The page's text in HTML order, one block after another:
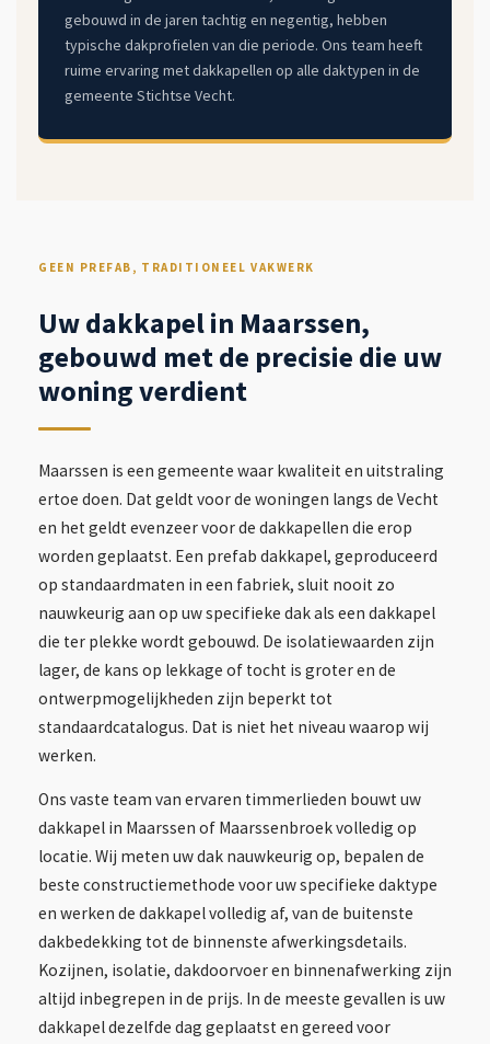
gebouwd in de jaren tachtig en negentig, hebben
typische dakprofielen van die periode. Ons team heeft
ruime ervaring met dakkapellen op alle daktypen in de
gemeente Stichtse Vecht.
GEEN PREFAB, TRADITIONEEL VAKWERK
Uw dakkapel in Maarssen,
gebouwd met de precisie die uw
woning verdient
Maarssen is een gemeente waar kwaliteit en uitstraling
ertoe doen. Dat geldt voor de woningen langs de Vecht
en het geldt evenzeer voor de dakkapellen die erop
worden geplaatst. Een prefab dakkapel, geproduceerd
op standaardmaten in een fabriek, sluit nooit zo
nauwkeurig aan op uw specifieke dak als een dakkapel
die ter plekke wordt gebouwd. De isolatiewaarden zijn
lager, de kans op lekkage of tocht is groter en de
ontwerpmogelijkheden zijn beperkt tot
standaardcatalogus. Dat is niet het niveau waarop wij
werken.
Ons vaste team van ervaren timmerlieden bouwt uw
dakkapel in Maarssen of Maarssenbroek volledig op
locatie. Wij meten uw dak nauwkeurig op, bepalen de
beste constructiemethode voor uw specifieke daktype
en werken de dakkapel volledig af, van de buitenste
dakbedekking tot de binnenste afwerkingsdetails.
Kozijnen, isolatie, dakdoorvoer en binnenafwerking zijn
altijd inbegrepen in de prijs. In de meeste gevallen is uw
dakkapel dezelfde dag geplaatst en gereed voor